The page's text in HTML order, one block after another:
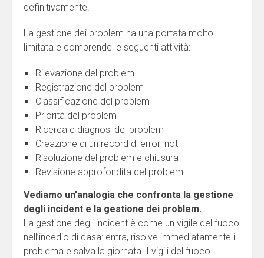
definitivamente.
La gestione dei problem ha una portata molto
limitata e comprende le seguenti attività:
Rilevazione del problem
Registrazione del problem
Classificazione del problem
Priorità del problem
Ricerca e diagnosi del problem
Creazione di un record di errori noti
Risoluzione del problem e chiusura
Revisione approfondita del problem
Vediamo un’analogia che confronta la gestione
degli incident e la gestione dei problem.
La gestione degli incident è come un vigile del fuoco
nell’incedio di casa: entra, risolve immediatamente il
problema e salva la giornata. I vigili del fuoco